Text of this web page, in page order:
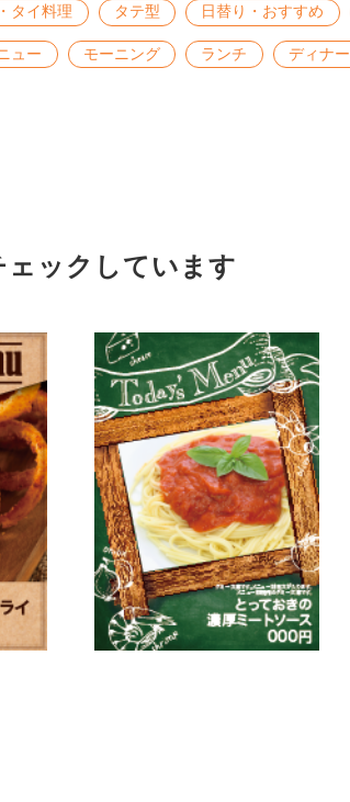
タイ料理 タテ型 日替り・おすすめ
ュー モーニング ランチ ディナー
ェックしています